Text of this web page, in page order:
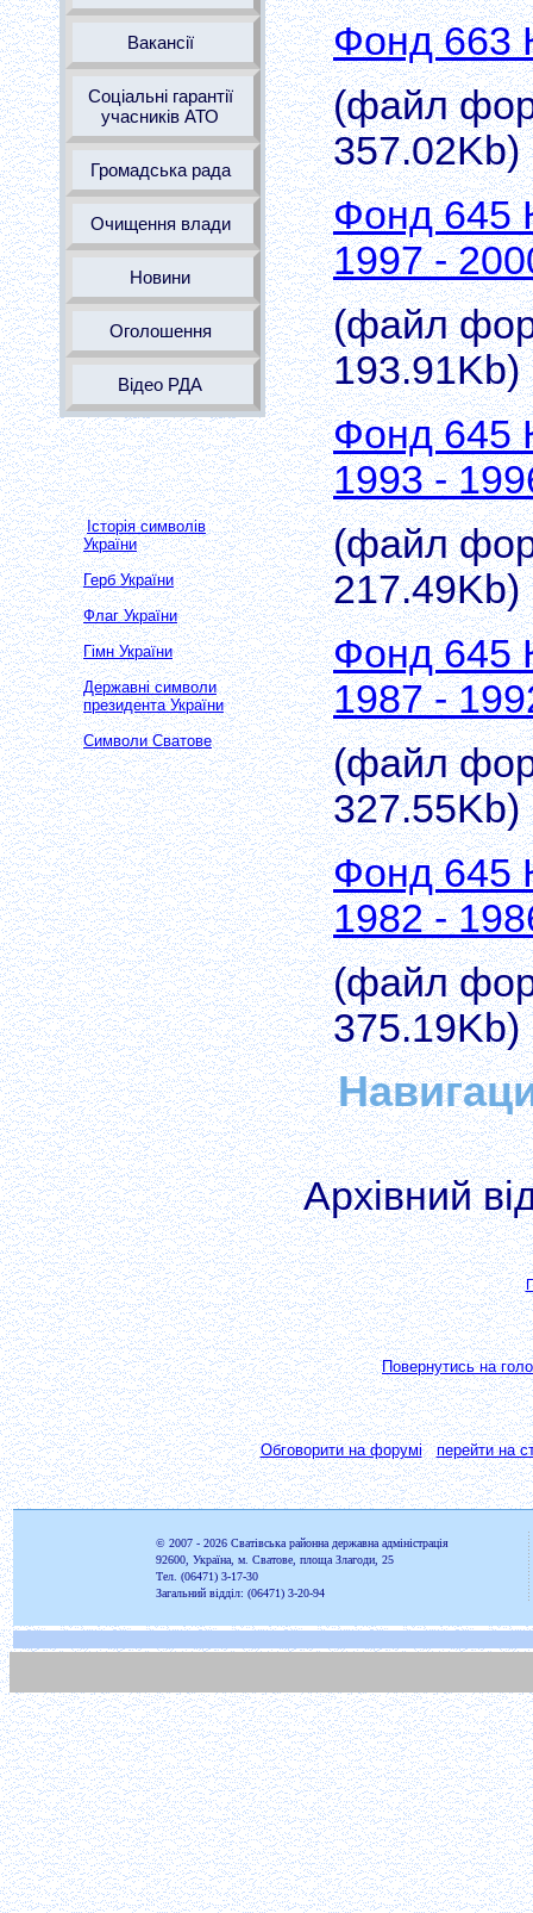
Вакансії
Соціальні гарантії
учасників АТО
Громадська рада
Очищення влади
Новини
Оголошення
Відео РДА
Історія символів
України
Герб України
Флаг України
Гімн України
Державні символи
президента України
Символи Сватове
Фонд 663
(файл
357.02Kb)
Фонд 645
1997 -
(файл
193.91Kb)
Фонд 645
1993 -
(файл
217.49Kb)
Фонд 645
1987 -
(файл
327.55Kb)
Фонд 645
1982 -
(файл
375.19Kb)
Архівний
Повернутись на
Обговорити на форумі перейти на
© 2007 - 2026 Сватівська районна державна адміністрація
92600, Україна, м. Сватове, площа Злагоди, 25
Тел. (06471) 3-17-30
Загальний відділ: (06471) 3-20-94